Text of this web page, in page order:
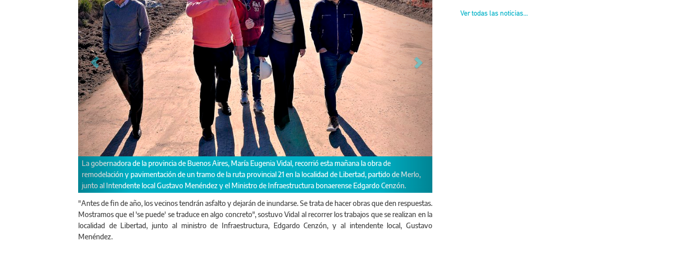
La gobernadora de la provincia de Buenos Aires, María Eugenia Vidal, recorrió esta mañana la obra de
remodelación y pavimentación de un tramo de la ruta provincial 21 en la localidad de Libertad, partido de Merlo,
junto al Intendente local Gustavo Menéndez y el Ministro de Infraestructura bonaerense Edgardo Cenzón.
"Antes de fin de año, los vecinos tendrán asfalto y dejarán de inundarse. Se trata de hacer obras que den respuestas.
Mostramos que el 'se puede' se traduce en algo concreto", sostuvo Vidal al recorrer los trabajos que se realizan en la
localidad de Libertad, junto al ministro de Infraestructura, Edgardo Cenzón, y al intendente local, Gustavo
Menéndez.
Ver todas las noticias...